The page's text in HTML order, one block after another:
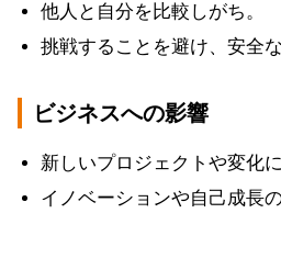
他人と自分を比較しがち。
挑戦することを避け、安全
ビジネスへの影響
新しいプロジェクトや変化
イノベーションや自己成長